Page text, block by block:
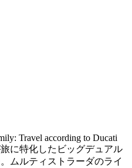
Travel according to Ducati
に特化したビッグデュアル
ムルティストラーダのライ